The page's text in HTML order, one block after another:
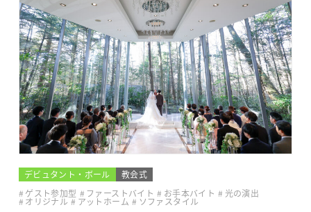
デビュタント・ボール
教会式
ゲスト参加型
ファーストバイト お手本バイト 光の演出
オリジナル アットホーム
ソファスタイル